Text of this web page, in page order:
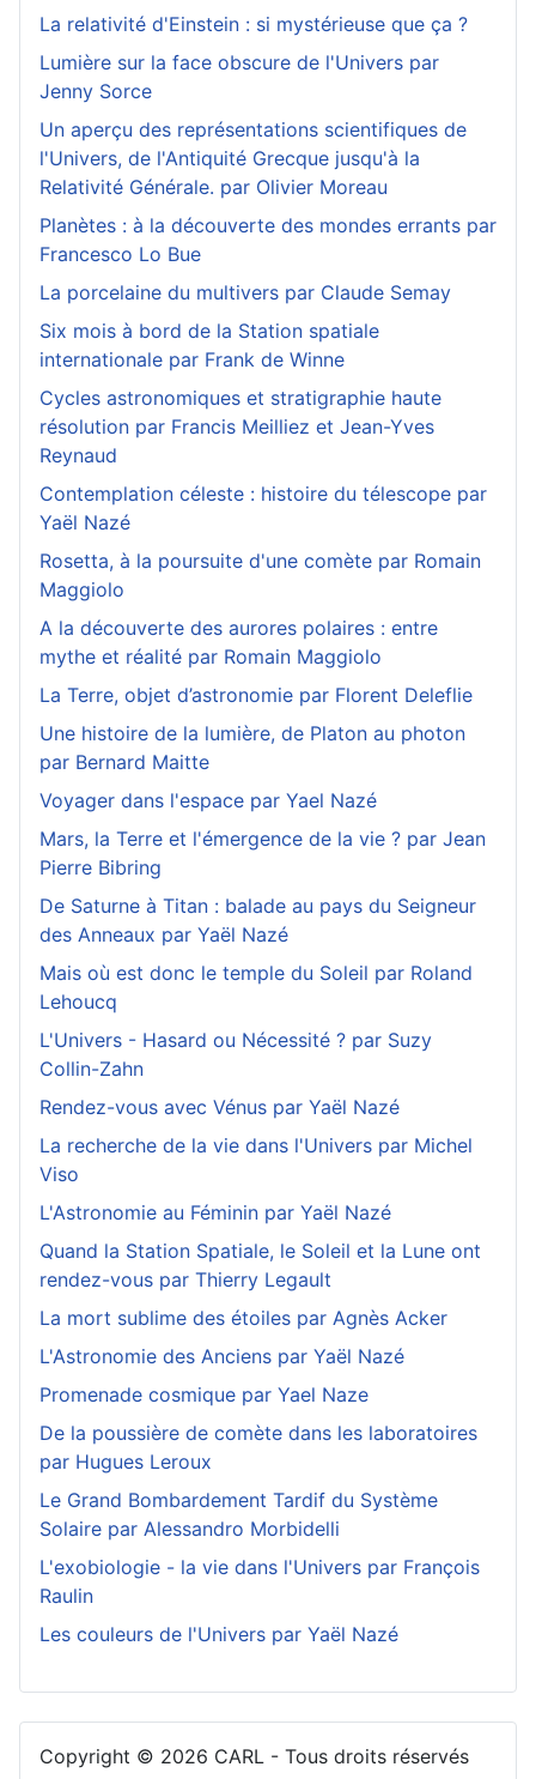
La relativité d'Einstein : si mystérieuse que ça ?
Lumière sur la face obscure de l'Univers par
Jenny Sorce
Un aperçu des représentations scientifiques de
l'Univers, de l'Antiquité Grecque jusqu'à la
Relativité Générale. par Olivier Moreau
Planètes : à la découverte des mondes errants par
Francesco Lo Bue
La porcelaine du multivers par Claude Semay
Six mois à bord de la Station spatiale
internationale par Frank de Winne
Cycles astronomiques et stratigraphie haute
résolution par Francis Meilliez et Jean-Yves
Reynaud
Contemplation céleste : histoire du télescope par
Yaël Nazé
Rosetta, à la poursuite d'une comète par Romain
Maggiolo
A la découverte des aurores polaires : entre
mythe et réalité par Romain Maggiolo
La Terre, objet d’astronomie par Florent Deleflie
Une histoire de la lumière, de Platon au photon
par Bernard Maitte
Voyager dans l'espace par Yael Nazé
Mars, la Terre et l'émergence de la vie ? par Jean
Pierre Bibring
De Saturne à Titan : balade au pays du Seigneur
des Anneaux par Yaël Nazé
Mais où est donc le temple du Soleil par Roland
Lehoucq
L'Univers - Hasard ou Nécessité ? par Suzy
Collin-Zahn
Rendez-vous avec Vénus par Yaël Nazé
La recherche de la vie dans l'Univers par Michel
Viso
L'Astronomie au Féminin par Yaël Nazé
Quand la Station Spatiale, le Soleil et la Lune ont
rendez-vous par Thierry Legault
La mort sublime des étoiles par Agnès Acker
L'Astronomie des Anciens par Yaël Nazé
Promenade cosmique par Yael Naze
De la poussière de comète dans les laboratoires
par Hugues Leroux
Le Grand Bombardement Tardif du Système
Solaire par Alessandro Morbidelli
L'exobiologie - la vie dans l'Univers par François
Raulin
Les couleurs de l'Univers par Yaël Nazé
Copyright © 2026 CARL - Tous droits réservés